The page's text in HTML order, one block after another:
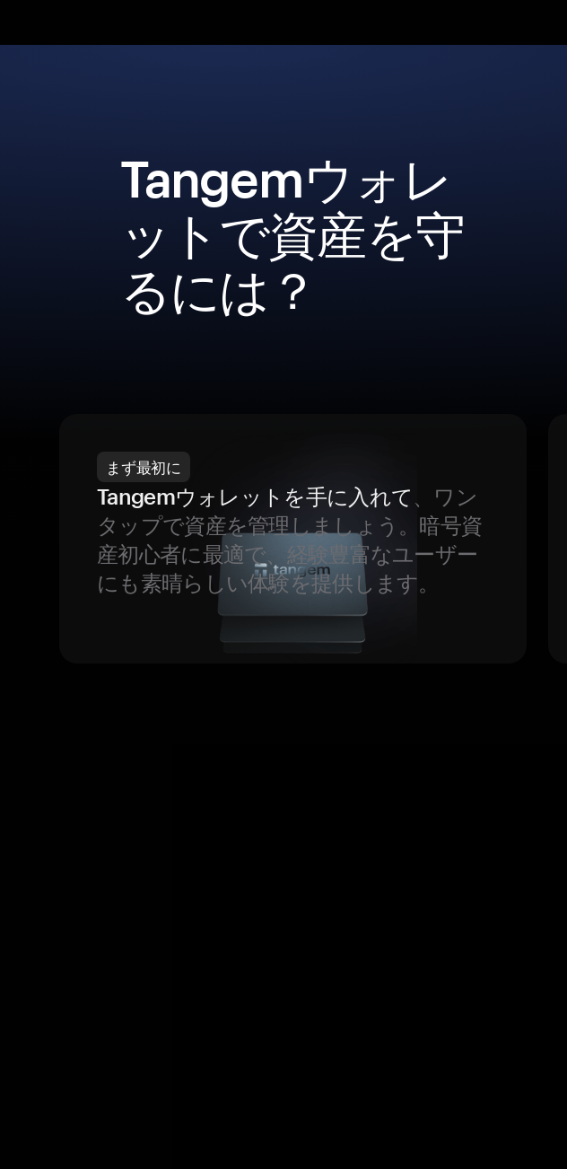
Tangemウォレ
ットで資産を守
るには？
まず最初に
Tangemウォレットを手に入れて、ワン
タップで資産を管理しましょう。暗号資
産初心者に最適で、経験豊富なユーザー
にも素晴らしい体験を提供します。